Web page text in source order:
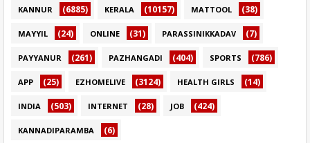
KANNUR (6885) KERALA (10157) MATTOOL (38)
MAYYIL (24) ONLINE (31) PARASSINIKKADAV (7)
PAYYANUR (261) PAZHANGADI (404) SPORTS (786)
APP (25) EZHOMELIVE (3124) HEALTH GIRLS (14)
INDIA (503) INTERNET (28) JOB (424)
KANNADIPARAMBA (6)